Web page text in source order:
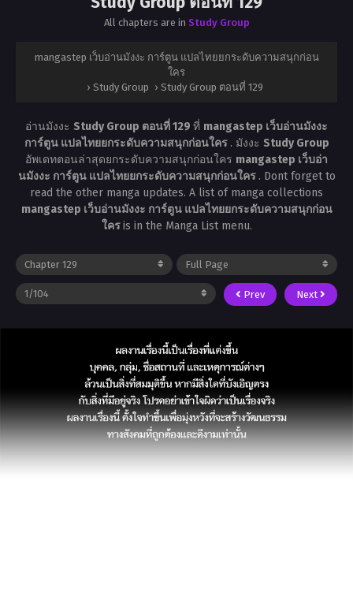
All chapters are in Study Group
mangastep เว็บอ่านมังงะ การ์ตูน แปลไทยยกระดับความสนุกก่อน
ใคร
› Study Group › Study Group ตอนที่ 129
อ่านมังงะ Study Group ตอนที่ 129 ที่ mangastep เว็บอ่านมังงะ
การ์ตูน แปลไทยยกระดับความสนุกก่อนใคร . มังงะ Study Group
อัพเดทตอนล่าสุดยกระดับความสนุกก่อนใคร mangastep เว็บอ่า
นมังงะ การ์ตูน แปลไทยยกระดับความสนุกก่อนใคร . Dont forget to
read the other manga updates. A list of manga collections
mangastep เว็บอ่านมังงะ การ์ตูน แปลไทยยกระดับความสนุกก่อน
ใครis in the Manga List menu.
Prev Next